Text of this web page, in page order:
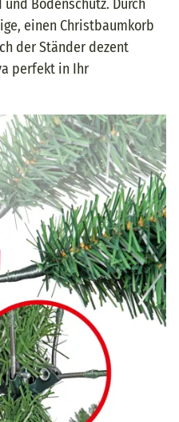
Bodenschutz. Durch
einen Christbaumkorb
der Ständer dezent
perfekt in Ihr